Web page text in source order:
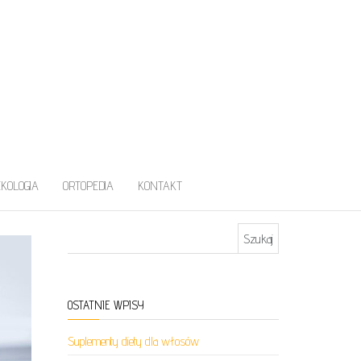
ORTOPEDIA KONTAKT
OSTATNIE WPISY
Suplementy diety dla włosów